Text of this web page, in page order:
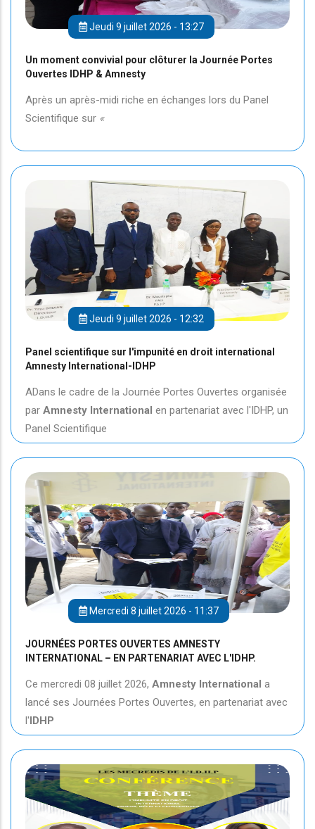
Jeudi 9 juillet 2026 - 13:27
Un moment convivial pour clôturer la Journée Portes
Ouvertes IDHP & Amnesty
Après un après-midi riche en échanges lors du Panel
Scientifique sur «
Jeudi 9 juillet 2026 - 12:32
Panel scientifique sur l'impunité en droit international
Amnesty International-IDHP
ADans le cadre de la Journée Portes Ouvertes organisée
par Amnesty International en partenariat avec l'IDHP, un
Panel Scientifique
Mercredi 8 juillet 2026 - 11:37
JOURNÉES PORTES OUVERTES AMNESTY
INTERNATIONAL – EN PARTENARIAT AVEC L'IDHP.
Ce mercredi 08 juillet 2026, Amnesty International a
lancé ses Journées Portes Ouvertes, en partenariat avec
l'IDHP